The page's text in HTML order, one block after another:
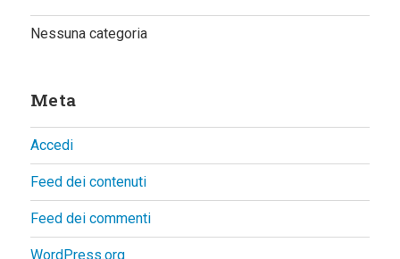
Nessuna categoria
Meta
Accedi
Feed dei contenuti
Feed dei commenti
WordPress.org